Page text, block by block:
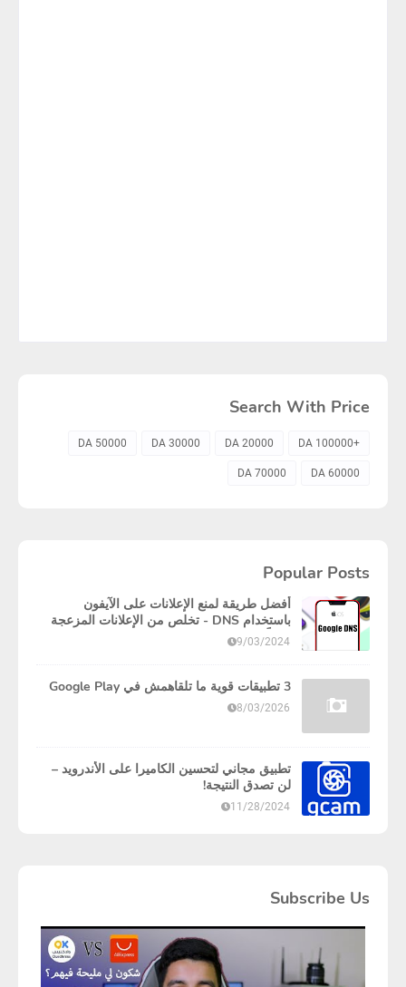
Search With Price
+100000 DA
20000 DA
30000 DA
50000 DA
60000 DA
70000 DA
Popular Posts
أفضل طريقة لمنع الإعلانات على الآيفون
باستخدام DNS - تخلص من الإعلانات المزعجة
نهائياً!
9/03/2024
3 تطبيقات قوية ما تلقاهمش في Google Play
8/03/2026
تطبيق مجاني لتحسين الكاميرا على الأندرويد –
لن تصدق النتيجة!
11/28/2024
Subscribe Us